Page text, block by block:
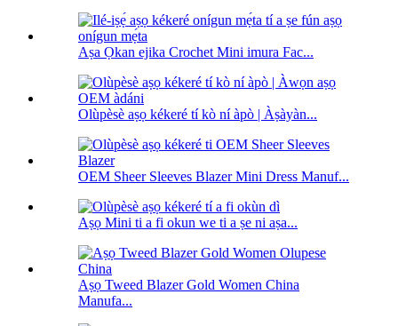
Aṣa Ọkan ejika Crochet Mini imura Fac...
Olùpèsè aṣọ kékeré tí kò ní àpò | Àṣàyàn...
OEM Sheer Sleeves Blazer Mini Dress Manuf...
Aṣọ Mini ti a fi okun we ti a ṣe ni aṣa...
Aṣọ Tweed Blazer Gold Women China
Manufa...